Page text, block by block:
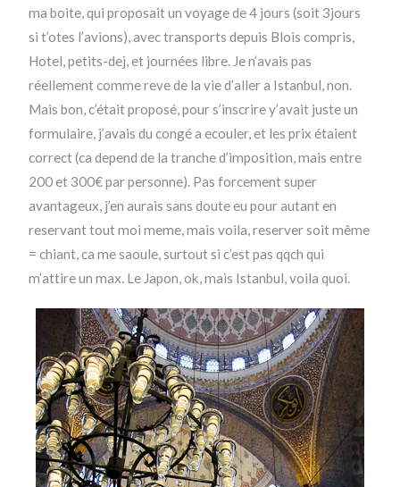
ma boite, qui proposait un voyage de 4 jours (soit 3jours
si t’otes l’avions), avec transports depuis Blois compris,
Hotel, petits-dej, et journées libre. Je n’avais pas
réellement comme reve de la vie d’aller a Istanbul, non.
Mais bon, c’était proposé, pour s’inscrire y’avait juste un
formulaire, j’avais du congé a ecouler, et les prix étaient
correct (ca depend de la tranche d’imposition, mais entre
200 et 300€ par personne). Pas forcement super
avantageux, j’en aurais sans doute eu pour autant en
reservant tout moi meme, mais voila, reserver soit même
= chiant, ca me saoule, surtout si c’est pas qqch qui
m’attire un max. Le Japon, ok, mais Istanbul, voila quoi.